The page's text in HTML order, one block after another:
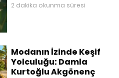
2 dakika okunma süresi
Modanın İzinde Keşif
Yolculuğu: Damla
Kurtoğlu Akgönenç